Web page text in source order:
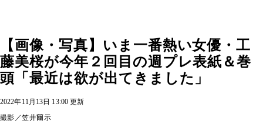
【画像・写真】いま一番熱い女優・工
藤美桜が今年２回目の週プレ表紙＆巻
頭「最近は欲が出てきました」
2022年11月13日 13:00 更新
撮影／笠井爾示